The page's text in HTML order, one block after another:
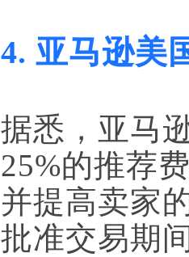
4. 亚马逊美
据悉，亚马
25%的推荐
并提高卖家
批准交易期